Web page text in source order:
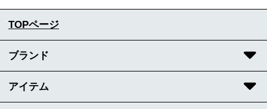
TOPページ
ブランド
アイテム